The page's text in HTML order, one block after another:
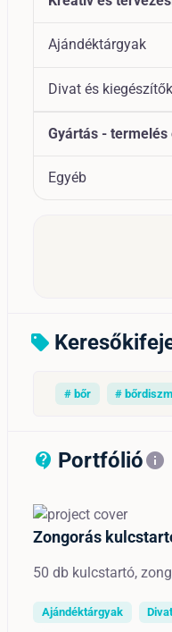
Ajándéktárgyak
Divat és
Gyártás -
Egyéb
sell
# bőr #
Portfólióinfo
Zongorás
50 db kulcstartó,
Ajándéktárgyak